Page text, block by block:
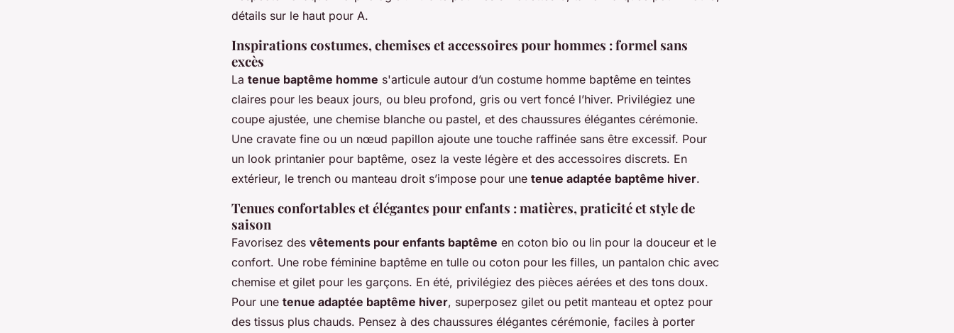
détails sur le haut pour A.
Inspirations costumes, chemises et accessoires pour hommes : formel sans
excès
La tenue baptême homme s'articule autour d’un costume homme baptême en teintes
claires pour les beaux jours, ou bleu profond, gris ou vert foncé l’hiver. Privilégiez une
coupe ajustée, une chemise blanche ou pastel, et des chaussures élégantes cérémonie.
Une cravate fine ou un nœud papillon ajoute une touche raffinée sans être excessif. Pour
un look printanier pour baptême, osez la veste légère et des accessoires discrets. En
extérieur, le trench ou manteau droit s’impose pour une tenue adaptée baptême hiver.
Tenues confortables et élégantes pour enfants : matières, praticité et style de
saison
Favorisez des vêtements pour enfants baptême en coton bio ou lin pour la douceur et le
confort. Une robe féminine baptême en tulle ou coton pour les filles, un pantalon chic avec
chemise et gilet pour les garçons. En été, privilégiez des pièces aérées et des tons doux.
Pour une tenue adaptée baptême hiver, superposez gilet ou petit manteau et optez pour
des tissus plus chauds. Pensez à des chaussures élégantes cérémonie, faciles à porter